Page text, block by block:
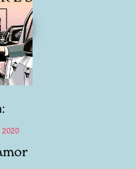
2020